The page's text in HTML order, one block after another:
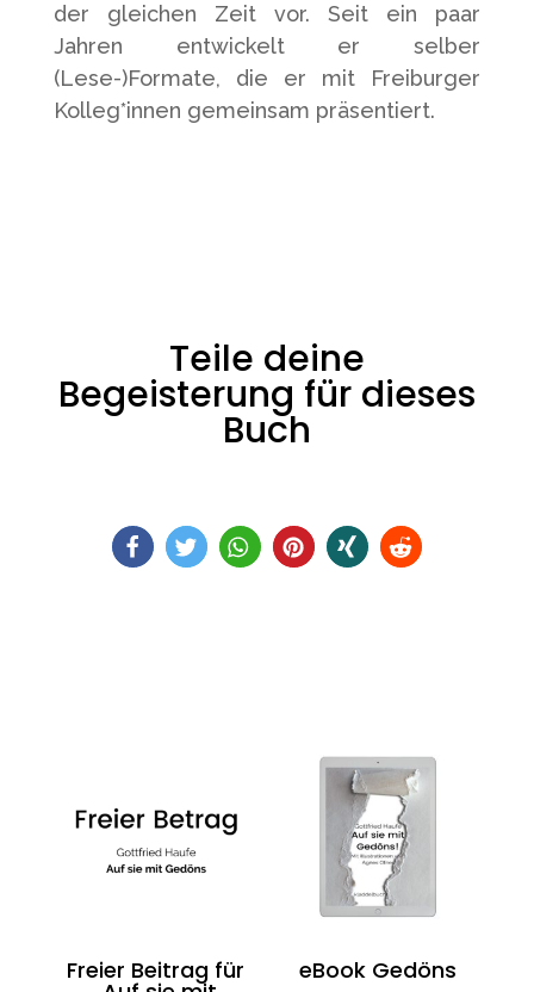
der gleichen Zeit vor. Seit ein paar
Jahren entwickelt er selber
(Lese-)Formate, die er mit Freiburger
Kolleg*innen gemeinsam präsentiert.
Teile deine
Begeisterung für dieses
Buch
Freier Beitrag für eBook Gedöns